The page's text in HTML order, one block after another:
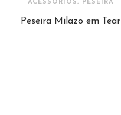
ACESSÓRIOS, PESEIRA
Peseira Milazo em Tear